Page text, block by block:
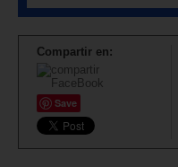
Compartir en:
Save